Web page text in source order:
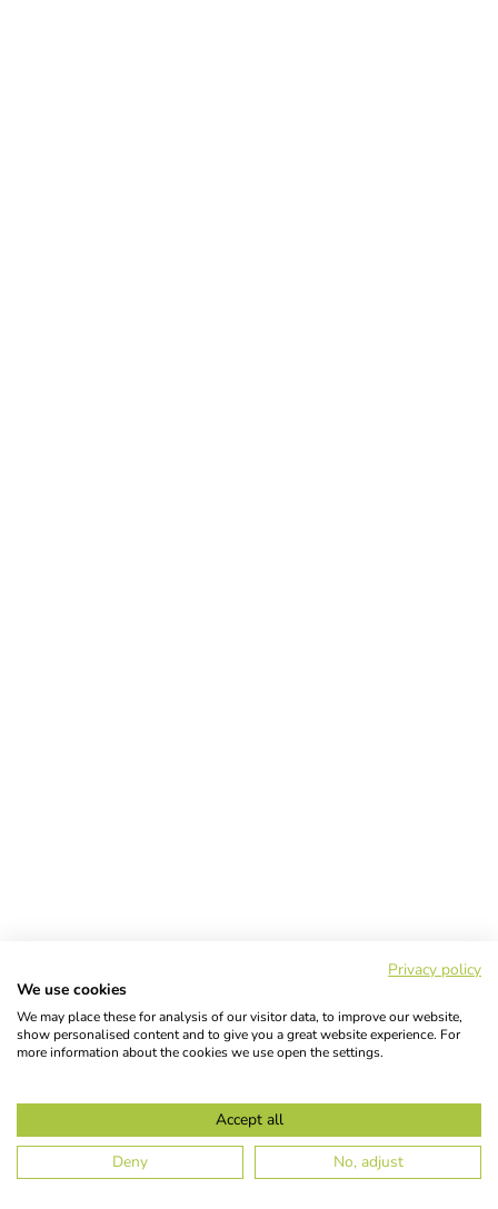
Privacy policy
We use cookies
We may place these for analysis of our visitor data, to improve our website,
show personalised content and to give you a great website experience. For
more information about the cookies we use open the settings.
Accept all
Deny
No, adjust